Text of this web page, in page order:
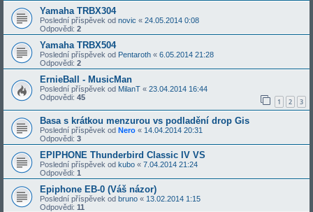
Yamaha TRBX304
Poslední příspěvek od novic « 24.05.2014 0:08
Odpovědi: 2
Yamaha TRBX504
Poslední příspěvek od Pentaroth « 6.05.2014 21:28
Odpovědi: 2
ErnieBall - MusicMan
Poslední příspěvek od MilanT « 23.04.2014 16:44
Odpovědi: 45 1 2 3
Basa s krátkou menzurou vs podladění drop Gis
Poslední příspěvek od Nero « 14.04.2014 20:31
Odpovědi: 3
EPIPHONE Thunderbird Classic IV VS
Poslední příspěvek od kubo « 7.04.2014 21:24
Odpovědi: 1
Epiphone EB-0 (Váš názor)
Poslední příspěvek od bruno « 13.02.2014 1:15
Odpovědi: 11